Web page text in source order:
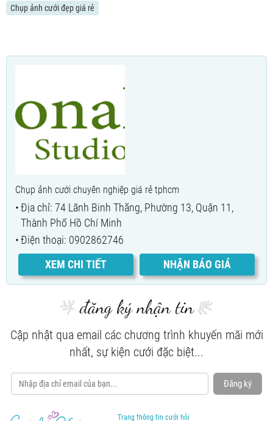
Chụp ảnh cưới đẹp giá rẻ
Chụp ảnh cưới chuyên nghiệp giá rẻ tphcm
Địa chỉ: 74 Lãnh Binh Thăng, Phường 13, Quận 11,
Thành Phố Hồ Chí Minh
Điện thoại: 0902862746
XEM CHI TIẾT
NHẬN BÁO GIÁ
đăng ký nhận tin
Cập nhật qua email các chương trình khuyến mãi mới
nhất, sự kiện cưới đặc biệt...
Đăng ký
Trang thông tin cưới hỏi